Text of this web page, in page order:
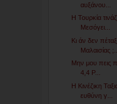
αυξάνου...
Η Τουρκία
Μεσόγει...
Κι άν δεν
Μαλαισίας ;...
Μην μου πεις
4,4 Ρ...
Η Κινέζικη
ευθύνη γ...